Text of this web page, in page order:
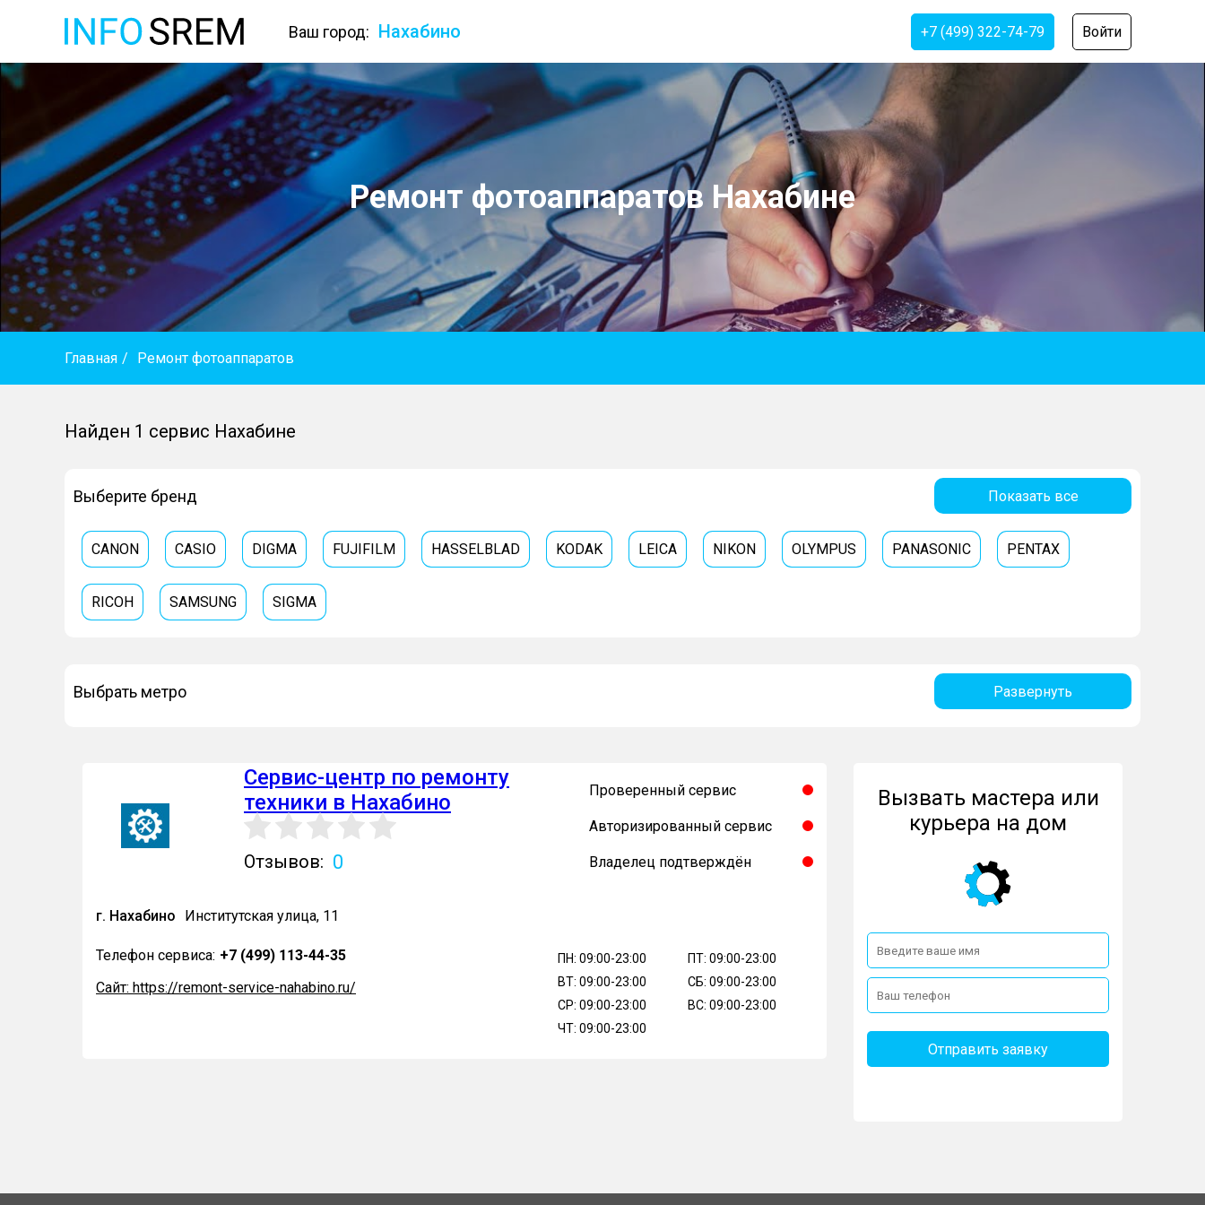
Ваш город: Нахабино +7 (499) 322-74-79 Войти
Ремонт фотоаппаратов Нахабине
Главная / Ремонт фотоаппаратов
Найден 1 сервис Нахабине
Выберите бренд Показать все
CANON CASIO DIGMA FUJIFILM HASSELBLAD KODAK LEICA NIKON OLYMPUS PANASONIC PENTAX
RICOH SAMSUNG SIGMA
Выбрать метро Развернуть
Сервис-центр по ремонту
техники в Нахабино
Отзывов: 0
Проверенный сервис
Авторизированный сервис
Владелец подтверждён
г. Нахабино Институтская улица, 11
Телефон сервиса: +7 (499) 113-44-35
Сайт: https://remont-service-nahabino.ru/
ПН: 09:00-23:00
ВТ: 09:00-23:00
СР: 09:00-23:00
ЧТ: 09:00-23:00
ПТ: 09:00-23:00
СБ: 09:00-23:00
ВС: 09:00-23:00
Вызвать мастера или
курьера на дом
Отправить заявку
Готово